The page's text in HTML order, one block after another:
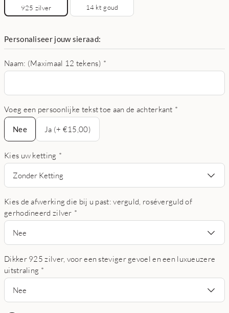
925 zilver 14 kt goud
Personaliseer jouw sieraad:
Naam: (Maximaal 12 tekens) *
Voeg een persoonlijke tekst toe aan de achterkant *
Nee
Nee
Ja (+ €15,00)
Kies uw ketting *
Zonder Ketting
Kies de afwerking die bij u past: verguld, roséverguld of
gerhodineerd zilver *
Nee
Dikker 925 zilver, voor een steviger gevoel en een luxueuzere
uitstraling *
Nee